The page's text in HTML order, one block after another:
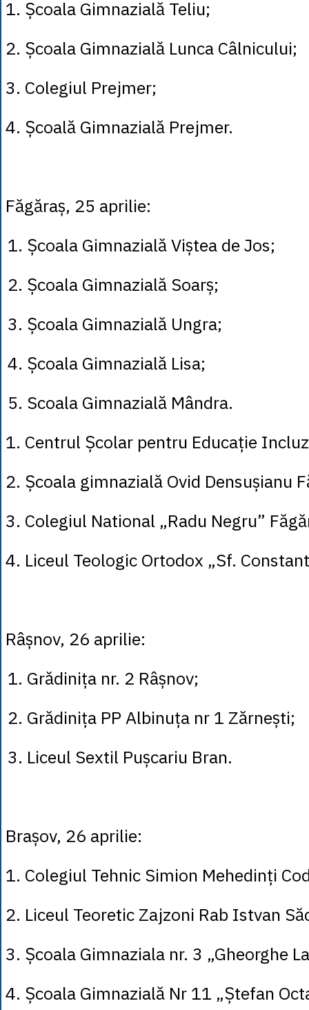
1. Școala Gimnazială Teliu;
2. Școala Gimnazială Lunca Câlnicului;
3. Colegiul Prejmer;
4. Școală Gimnazială Prejmer.
Făgăraș, 25 aprilie:
1. Școala Gimnazială Viștea de Jos;
2. Școala Gimnazială Soarș;
3. Școala Gimnazială Ungra;
4. Școala Gimnazială Lisa;
5. Scoala Gimnazială Mândra.
1. Centrul Școlar pentru Educație
2. Școala gimnazială Ovid Densușianu
3. Colegiul National „Radu Negru”
4. Liceul Teologic Ortodox „Sf.
Râșnov, 26 aprilie:
1. Grădinița nr. 2 Râșnov;
2. Grădinița PP Albinuța nr 1 Zărnești;
3. Liceul Sextil Pușcariu Bran.
Brașov, 26 aprilie:
1. Colegiul Tehnic Simion Mehedinți
2. Liceul Teoretic Zajzoni Rab Istvan
3. Școala Gimnaziala nr. 3 „Gheorghe
4. Școala Gimnazială Nr 11 „Ștefan